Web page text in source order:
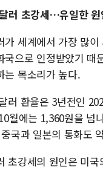
러 초강세…유일한 원
가 세계에서 가장 많
국으로 인정받았기 때
는 목소리가 높다.
러 환율은 3년전인
월에는 1,360원을 넘
국과 일본의 통화도
초강세의 원인은 미